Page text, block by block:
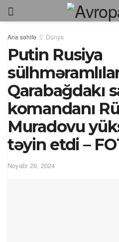
Ana səhifə Dünya
Putin Rusiya
Qarabağdakı
komandanı
Muradovu
təyin etdi –
Noyabr 29, 2024